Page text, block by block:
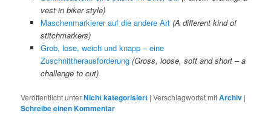
vest in biker style)
Maschenmarkierer auf die andere Art (A different kind of
stitchmarkers)
Grob, lose, weich und knapp – eine
Zuschnittherausforderung (Gross, loose, soft and short – a
challenge to cut)
Veröffentlicht unterNicht kategorisiert |Verschlagwortet mitArchiv |
Schreibe einen Kommentar